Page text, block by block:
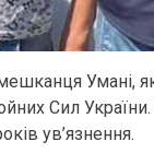
Умані,
Сил
ув’язнення.